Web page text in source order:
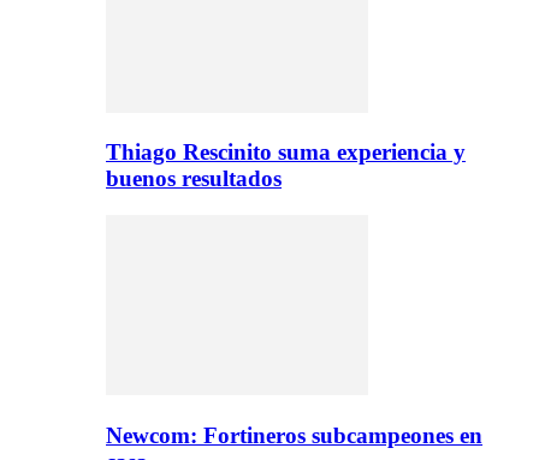
Thiago Rescinito suma experiencia y
buenos resultados
Newcom: Fortineros subcampeones en